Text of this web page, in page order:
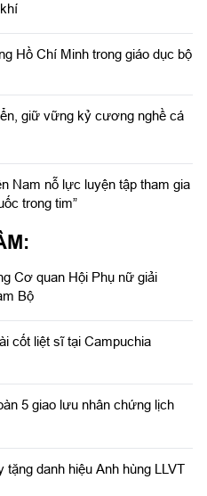
Hồ Chí Minh trong giáo dục bộ
giữ vững kỷ cương nghề cá
Nam nỗ lực luyện tập tham gia
trong tim”
Cơ quan Hội Phụ nữ giải
Bộ
cốt liệt sĩ tại Campuchia
5 giao lưu nhân chứng lịch
tặng danh hiệu Anh hùng LLVT